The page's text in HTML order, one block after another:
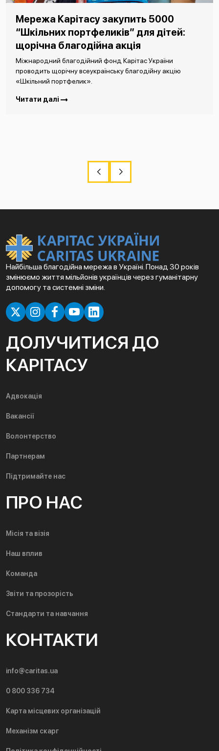
Мережа Карітасу закупить 5000
“Шкільних портфеликів” для дітей:
щорічна благодійна акція
Міжнародний благодійний фонд Карітас України
проводить щорічну всеукраїнську благодійну акцію
«Шкільний портфелик».
Читати далі
Найбільша благодійна мережа в Україні. Понад 30 років
змінюємо життя мільйонів українців через гуманітарну
допомогу та системні зміни.
ДОЛУЧИТИСЯ ДО
КАРІТАСУ
Адвокація
Вакансії
Волонтерство
Партнерам
Підтримайте нас
ПРО НАС
Місія та візія
Наш вплив
Команда
Звіти та прозорість
Стандарти та навчання
КОНТАКТИ
info@caritas.ua
0 800 336 734
Карта місцевих організацій
Механізм скарг